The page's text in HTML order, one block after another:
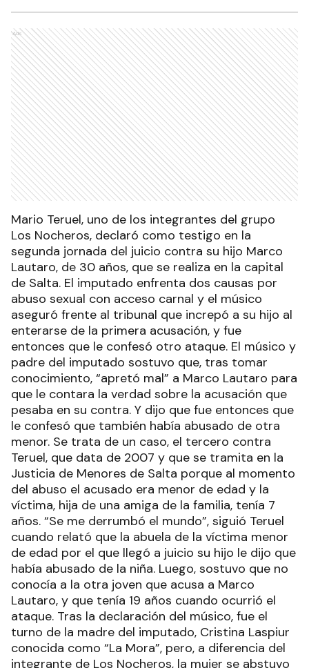
Ads
Mario Teruel, uno de los integrantes del grupo
Los Nocheros, declaró como testigo en la
segunda jornada del juicio contra su hijo Marco
Lautaro, de 30 años, que se realiza en la capital
de Salta. El imputado enfrenta dos causas por
abuso sexual con acceso carnal y el músico
aseguró frente al tribunal que increpó a su hijo al
enterarse de la primera acusación, y fue
entonces que le confesó otro ataque. El músico y
padre del imputado sostuvo que, tras tomar
conocimiento, “apretó mal” a Marco Lautaro para
que le contara la verdad sobre la acusación que
pesaba en su contra. Y dijo que fue entonces que
le confesó que también había abusado de otra
menor. Se trata de un caso, el tercero contra
Teruel, que data de 2007 y que se tramita en la
Justicia de Menores de Salta porque al momento
del abuso el acusado era menor de edad y la
víctima, hija de una amiga de la familia, tenía 7
años. “Se me derrumbó el mundo”, siguió Teruel
cuando relató que la abuela de la víctima menor
de edad por el que llegó a juicio su hijo le dijo que
había abusado de la niña. Luego, sostuvo que no
conocía a la otra joven que acusa a Marco
Lautaro, y que tenía 19 años cuando ocurrió el
ataque. Tras la declaración del músico, fue el
turno de la madre del imputado, Cristina Laspiur
conocida como “La Mora”, pero, a diferencia del
integrante de Los Nocheros, la mujer se abstuvo